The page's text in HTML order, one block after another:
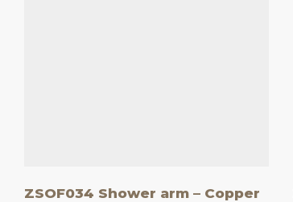
ZSOF034 Shower arm – Copper